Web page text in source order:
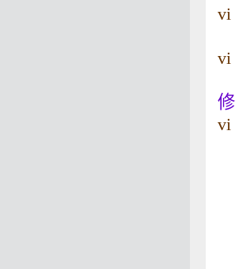
vi
vi
vi